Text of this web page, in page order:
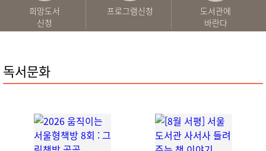
희망도서
신청
프로그램신청
도서관에
바란다
독서문화